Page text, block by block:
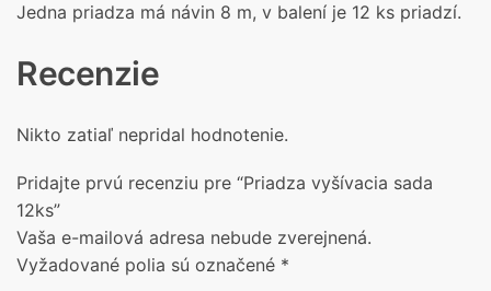
Jedna priadza má návin 8 m, v balení je 12 ks priadzí.
Recenzie
Nikto zatiaľ nepridal hodnotenie.
Pridajte prvú recenziu pre “Priadza vyšívacia sada
12ks”
Vaša e-mailová adresa nebude zverejnená.
Vyžadované polia sú označené *